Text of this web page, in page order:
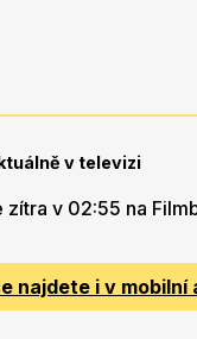
v televizi
v 02:55 na
najdete i v mobilní